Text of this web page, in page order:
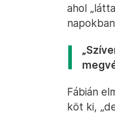
ahol
Fábián
köt ki,